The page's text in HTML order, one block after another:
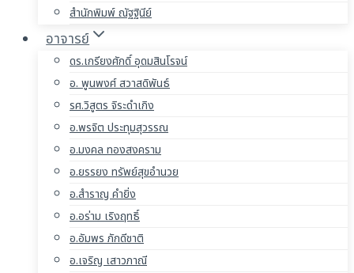
สำนักพิมพ์ ณัฐฐินีย์
อาจารย์
ดร.เกรียงศักดิ์ อุดมสินโรจน์
อ. พูนพงศ์ สวาสดิพันธ์
รศ.วิสูตร จิระดำเกิง
อ.พรจิต ประทุมสุวรรณ
อ.มงคล ทองสงคราม
อ.ยรรยง ทรัพย์สุขอำนวย
อ.สำราญ คำยิ่ง
อ.อร่าม เริงฤทธิ์
อ.อัมพร ภักดีชาติ
อ.เจริญ เสาวภาณี